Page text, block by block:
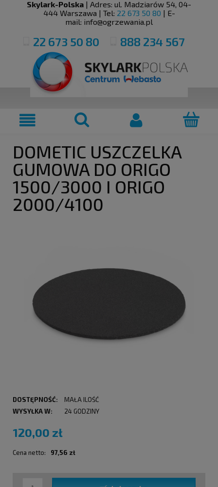
Skylark-Polska | Adres: ul. Madziarów 54, 04-
444 Warszawa | Tel: 22 673 50 80 | E-
mail: info@ogrzewania.pl
22 673 50 80 888 234 567
DOMETIC USZCZELKA
GUMOWA DO ORIGO
1500/3000 I ORIGO
2000/4100
DOSTĘPNOŚĆ:
MAŁA ILOŚĆ
WYSYŁKA W:
24 GODZINY
120,00 zł
Cena netto: 97,56 zł